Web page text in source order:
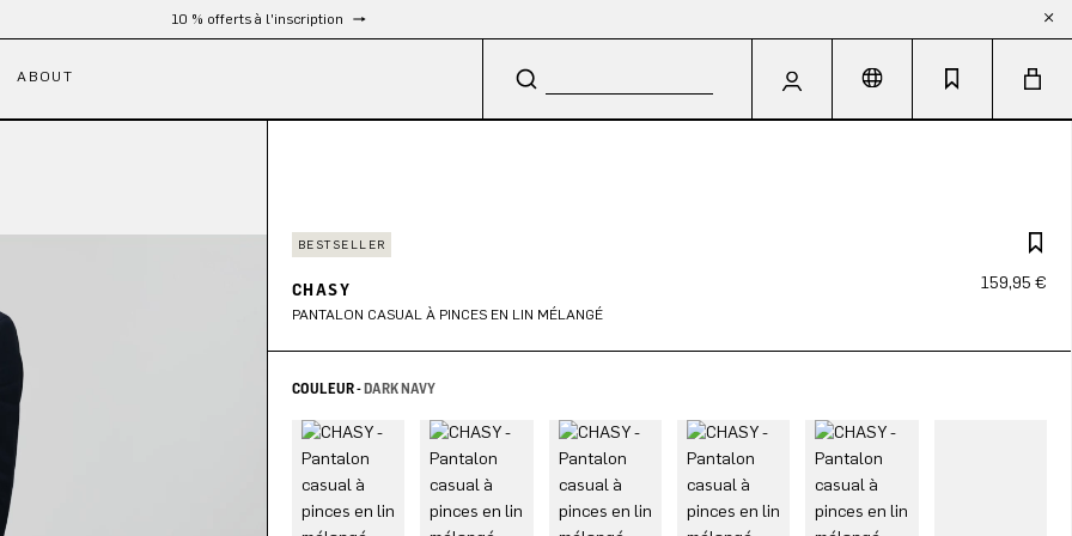
Livraison gratuite à partir de 300 €
ABOUT
BESTSELLER
CHASY
PANTALON CASUAL À PINCES EN LIN MÉLANGÉ
159,95 €
COULEUR -DARK NAVY